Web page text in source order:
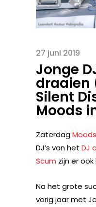
27 juni 2019
Jonge
draaien
Silent
Moods
Zaterdag
DJ’s van het DJ
Scum zijn er ook
Na het grote
vorig jaar met